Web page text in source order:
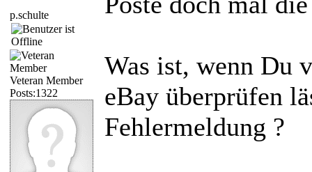
p.schulte
Veteran Member
Posts:1322
Was ist, wenn Du
eBay überprüfen
Fehlermeldung ?